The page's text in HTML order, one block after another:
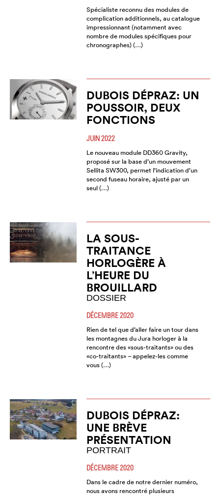
Spécialiste reconnu des modules de
complication additionnels, au catalogue
impressionnant (notamment avec
nombre de modules spécifiques pour
chronographes) (…)
DUBOIS DÉPRAZ: UN
POUSSOIR, DEUX
FONCTIONS
JUIN 2022
Le nouveau module DD360 Gravity,
proposé sur la base d’un mouvement
Sellita SW300, permet l’indication d’un
second fuseau horaire, ajusté par un
seul (…)
LA SOUS-
TRAITANCE
HORLOGÈRE À
L’HEURE DU
BROUILLARD
DOSSIER
DÉCEMBRE 2020
Rien de tel que d’aller faire un tour dans
les montagnes du Jura horloger à la
rencontre des «sous-traitants» ou des
«co-traitants» – appelez-les comme
vous (…)
DUBOIS DÉPRAZ:
UNE BRÈVE
PRÉSENTATION
PORTRAIT
DÉCEMBRE 2020
Dans le cadre de notre dernier numéro,
nous avons rencontré plusieurs